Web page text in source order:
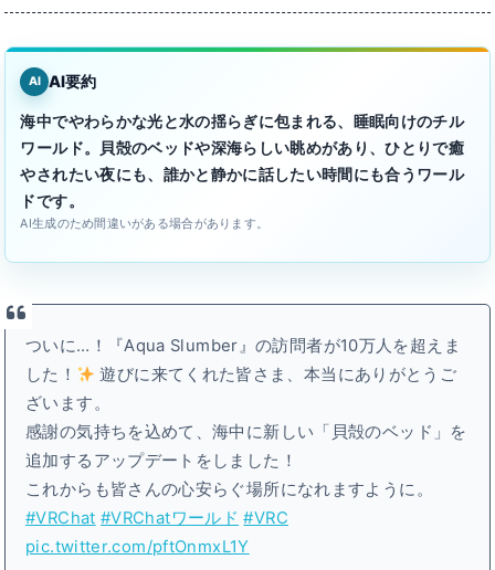
AI AI要約
海中でやわらかな光と水の揺らぎに包まれる、睡眠向けのチル
ワールド。貝殻のベッドや深海らしい眺めがあり、ひとりで癒
やされたい夜にも、誰かと静かに話したい時間にも合うワール
ドです。
AI生成のため間違いがある場合があります。
ついに…！『Aqua Slumber』の訪問者が10万人を超えま
した！
遊びに来てくれた皆さま、本当にありがとうご
ざいます。
感謝の気持ちを込めて、海中に新しい「貝殻のベッド」を
追加するアップデートをしました！
これからも皆さんの心安らぐ場所になれますように。
#VRChat #VRChatワールド #VRC
pic.twitter.com/pftOnmxL1Y